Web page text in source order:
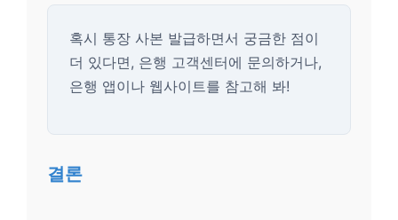
혹시 통장 사본 발급하면서 궁금한 점이
더 있다면, 은행 고객센터에 문의하거나,
은행 앱이나 웹사이트를 참고해 봐!
결론